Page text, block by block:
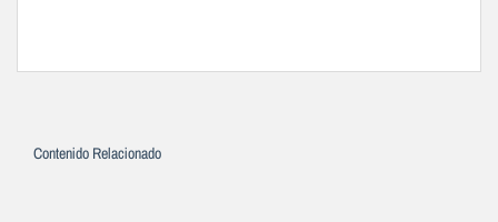
Contenido Relacionado